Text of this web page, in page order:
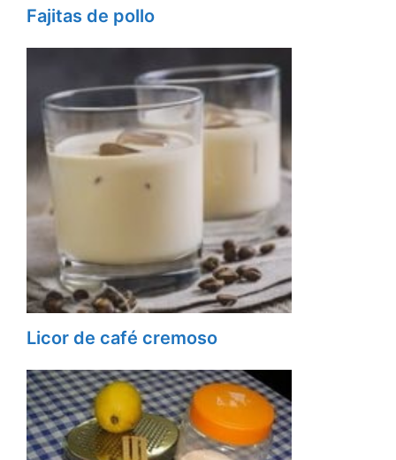
Fajitas de pollo
Licor de café cremoso